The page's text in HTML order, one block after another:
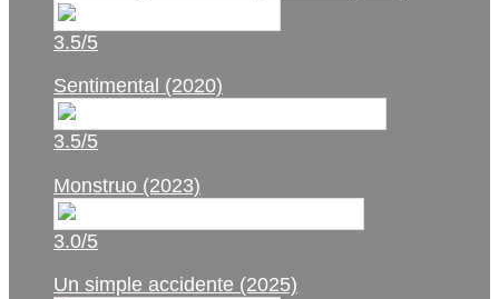
3.5/5
Sentimental (2020)
3.5/5
Monstruo (2023)
3.0/5
Un simple accidente (2025)